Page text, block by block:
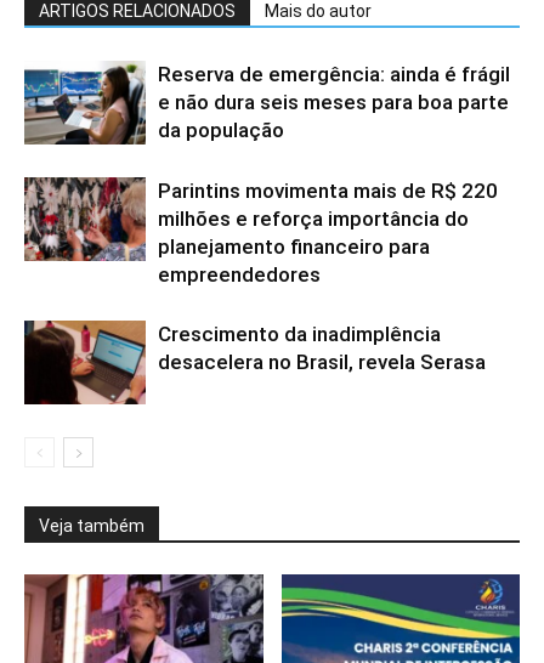
ARTIGOS RELACIONADOS Mais do autor
Reserva de emergência: ainda é frágil
e não dura seis meses para boa parte
da população
Parintins movimenta mais de R$ 220
milhões e reforça importância do
planejamento financeiro para
empreendedores
Crescimento da inadimplência
desacelera no Brasil, revela Serasa
Veja também